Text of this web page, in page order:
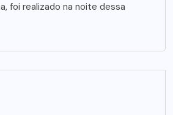
foi realizado na noite dessa